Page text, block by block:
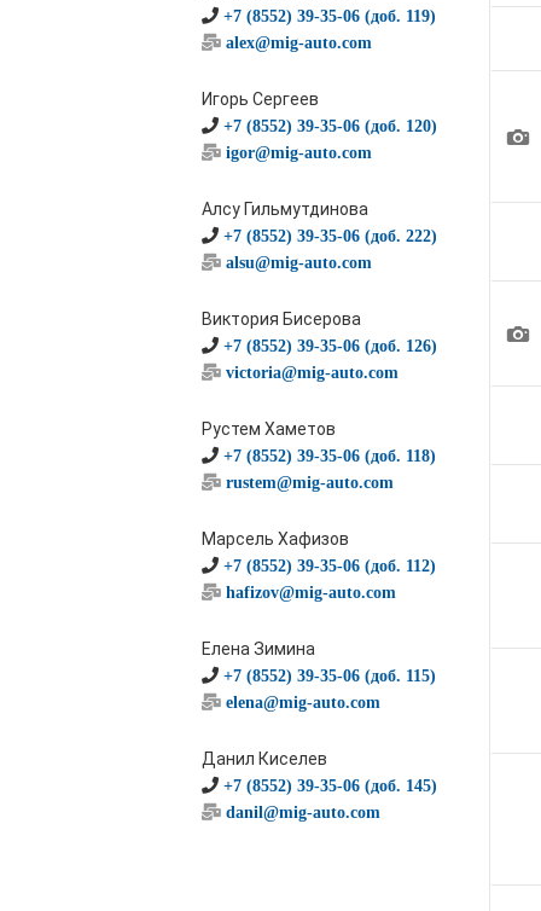
+7 (8552) 39-35-06 (доб. 119)
alex@mig-auto.com
Игорь Сергеев
+7 (8552) 39-35-06 (доб. 120)
igor@mig-auto.com
Алсу Гильмутдинова
+7 (8552) 39-35-06 (доб. 222)
alsu@mig-auto.com
Виктория Бисерова
+7 (8552) 39-35-06 (доб. 126)
victoria@mig-auto.com
Рустем Хаметов
+7 (8552) 39-35-06 (доб. 118)
rustem@mig-auto.com
Марсель Хафизов
+7 (8552) 39-35-06 (доб. 112)
hafizov@mig-auto.com
Елена Зимина
+7 (8552) 39-35-06 (доб. 115)
elena@mig-auto.com
Данил Киселев
+7 (8552) 39-35-06 (доб. 145)
danil@mig-auto.com
1
1